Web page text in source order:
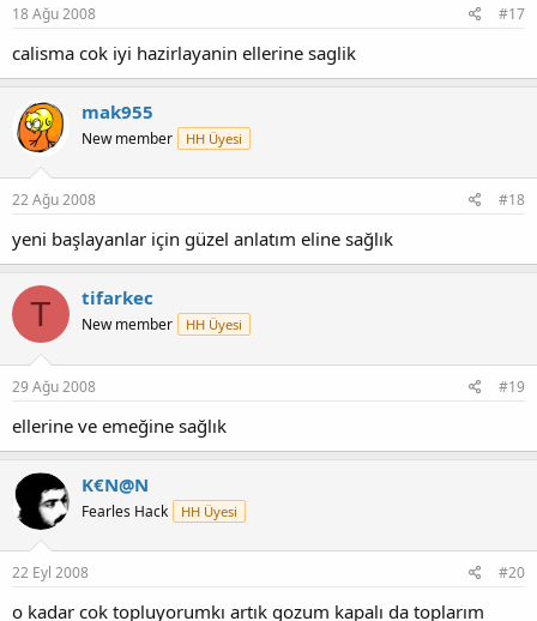
18 Ağu 2008 #17
calisma cok iyi hazirlayanin ellerine saglik
mak955
New member HH Üyesi
22 Ağu 2008 #18
yeni başlayanlar için güzel anlatım eline sağlık
T tifarkec
New member HH Üyesi
29 Ağu 2008 #19
ellerine ve emeğine sağlık
K€N@N
Fearles Hack HH Üyesi
22 Eyl 2008 #20
o kadar cok topluyorumkı artık gozum kapalı da toplarım